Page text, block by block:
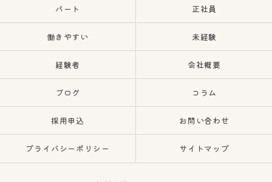
パート 正社員
働きやすい 未経験
経験者 会社概要
ブログ コラム
採用申込 お問い合わせ
プライバシーポリシー サイトマップ